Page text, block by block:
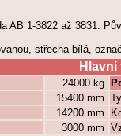
AB 1-3822 až 3831.
střecha bílá,
24000 kg
15400 mm
14200 mm
3000 mm